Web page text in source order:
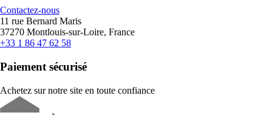
Contactez-nous
11 rue Bernard Maris
37270 Montlouis-sur-Loire, France
+33 1 86 47 62 58
Paiement sécurisé
Achetez sur notre site en toute confiance